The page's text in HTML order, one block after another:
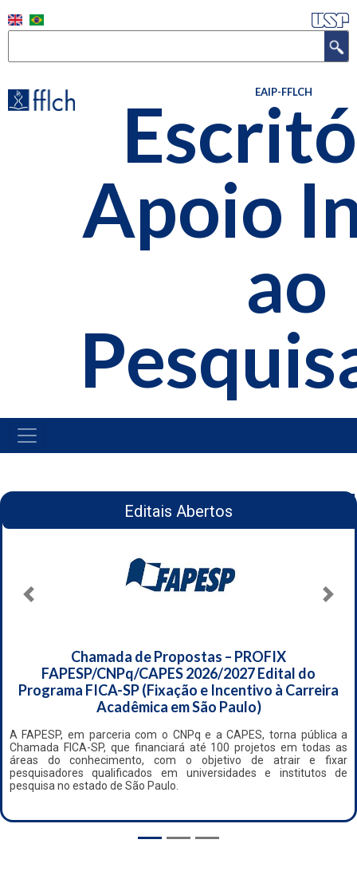
to
EAIP-FFLCH
Apoio
ao
MAIN
NAVIGATION
Editais Abertos
Chamada de Propostas – PROFIX
FAPESP/CNPq/CAPES 2026/2027 Edital do
Programa FICA-SP (Fixação e Incentivo à Carreira
Acadêmica em São Paulo)
A FAPESP, em parceria com o CNPq e a CAPES, torna pública a
Chamada FICA-SP, que financiará até 100 projetos em todas as
áreas do conhecimento, com o objetivo de atrair e fixar
pesquisadores qualificados em universidades e institutos de
pesquisa no estado de São Paulo.
Previous Next